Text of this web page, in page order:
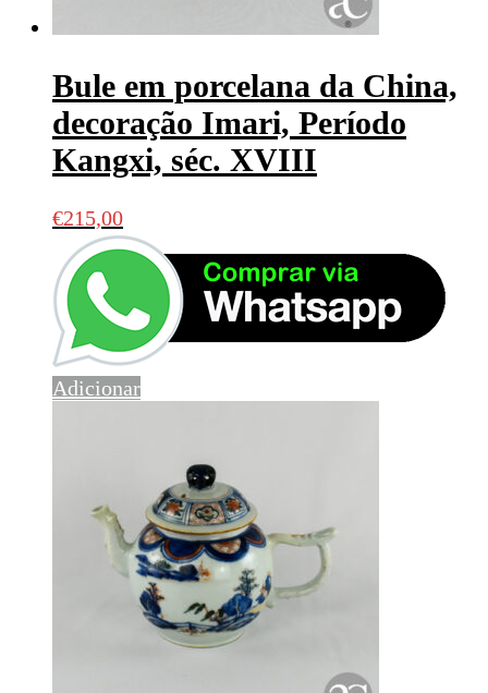
Bule em porcelana da China,
decoração Imari, Período
Kangxi, séc. XVIII
€215,00
Adicionar